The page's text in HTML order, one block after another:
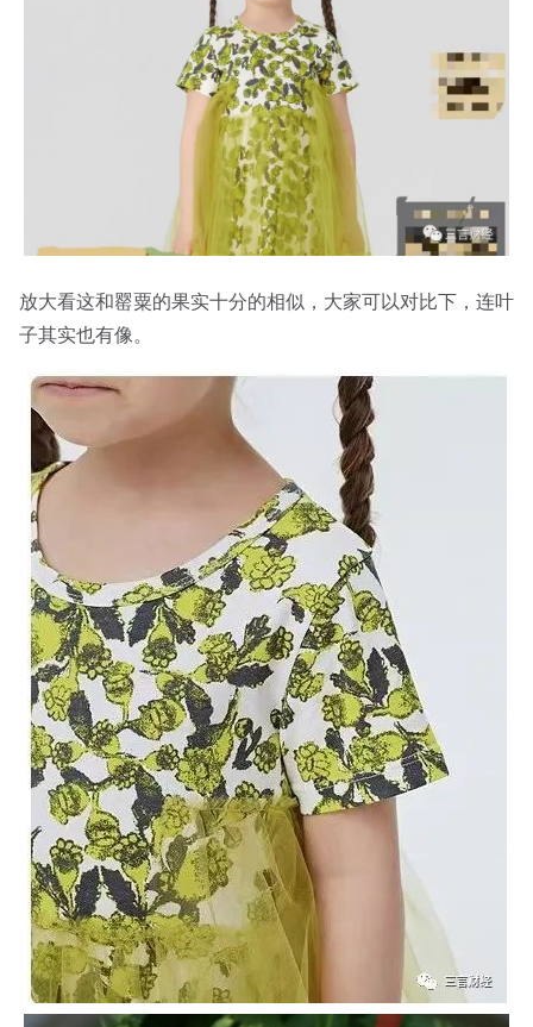
放大看这和罂粟的果实十分的相似，大家可以对比下，连叶
子其实也有像。